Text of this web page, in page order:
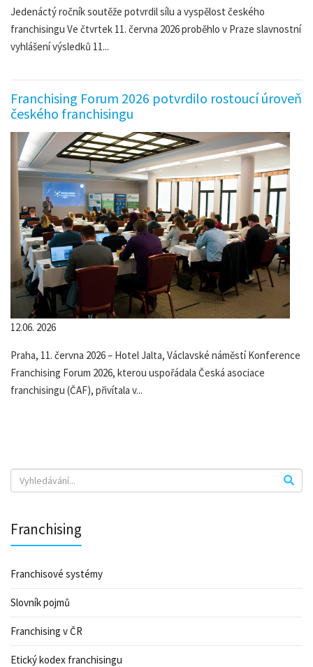
Jedenáctý ročník soutěže potvrdil sílu a vyspělost českého
franchisingu Ve čtvrtek 11. června 2026 proběhlo v Praze slavnostní
vyhlášení výsledků 11...
Franchising Forum 2026 potvrdilo rostoucí úroveň
českého franchisingu
12.06. 2026
Praha, 11. června 2026 – Hotel Jalta, Václavské náměstí Konference
Franchising Forum 2026, kterou uspořádala Česká asociace
franchisingu (ČAF), přivítala v...
Franchising
Franchisové systémy
Slovník pojmů
Franchising v ČR
Etický kodex franchisingu